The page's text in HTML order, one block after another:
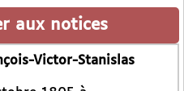
aux notices
Victor-Stanislas